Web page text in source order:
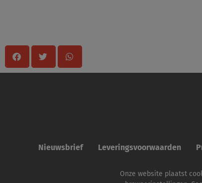
Nieuwsbrief Leveringsvoorwaarden
Onze website plaatst